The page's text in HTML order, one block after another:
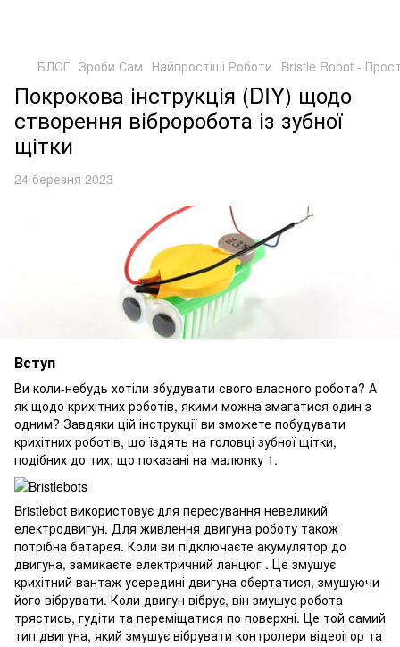
БЛОГ Зроби Сам Найпростіші Роботи Bristle Robot -
Покрокова інструкція (DIY) щодо
створення віброробота із зубної
щітки
24 березня 2023
Вступ
Ви коли-небудь хотіли збудувати свого власного робота? А
як щодо крихітних роботів, якими можна змагатися один з
одним? Завдяки цій інструкції ви зможете побудувати
крихітних роботів, що їздять на головці зубної щітки,
подібних до тих, що показані на малюнку 1.
Bristlebot використовує для пересування невеликий
електродвигун. Для живлення двигуна роботу також
потрібна батарея. Коли ви підключаєте акумулятор до
двигуна, замикаєте електричний ланцюг . Це змушує
крихітний вантаж усередині двигуна обертатися, змушуючи
його вібрувати. Коли двигун вібрує, він змушує робота
трястись, гудіти та переміщатися по поверхні. Це той самий
тип двигуна, який змушує вібрувати контролери відеоігор та